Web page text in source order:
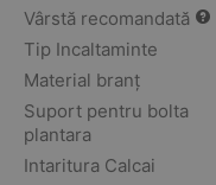
Vârstă recomandată
Tip Incaltaminte
Material branț
Suport pentru bolta
plantara
Intaritura Calcai